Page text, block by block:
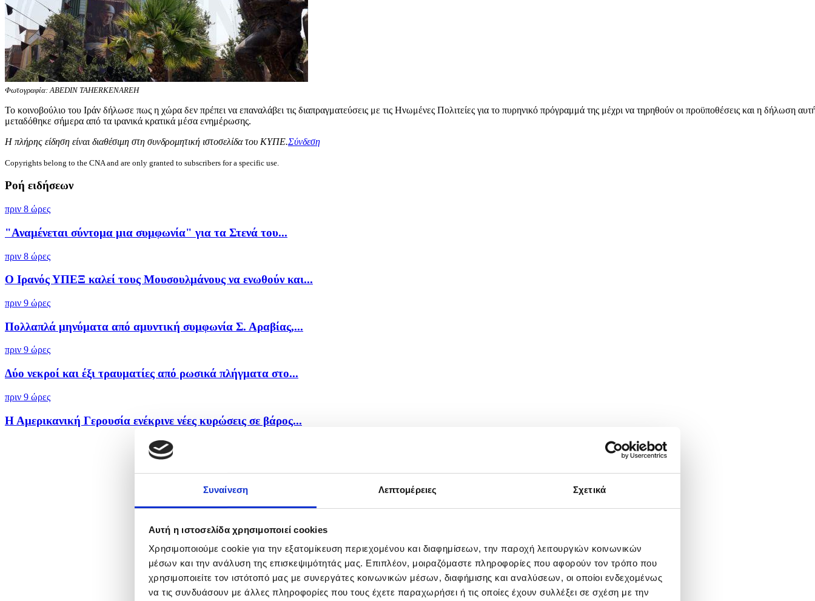
Συναίνεση Λεπτομέρειες Σχετικά
Αυτή η ιστοσελίδα χρησιμοποιεί cookies
Χρησιμοποιούμε cookie για την εξατομίκευση περιεχομένου και διαφημίσεων, την παροχή λειτουργιών κοινωνικών
μέσων και την ανάλυση της επισκεψιμότητάς μας. Επιπλέον, μοιραζόμαστε πληροφορίες που αφορούν τον τρόπο που
χρησιμοποιείτε τον ιστότοπό μας με συνεργάτες κοινωνικών μέσων, διαφήμισης και αναλύσεων, οι οποίοι ενδεχομένως
να τις συνδυάσουν με άλλες πληροφορίες που τους έχετε παραχωρήσει ή τις οποίες έχουν συλλέξει σε σχέση με την
Φωτογραφία: ABEDIN TAHERKENAREH
Το κοινοβούλιο του Ιράν δήλωσε πως η χώρα δεν πρέπει να επαναλάβει τις διαπραγματεύσεις με τις Ηνωμένες Πολιτείες για το πυρηνικό πρόγραμμά της μέχρι να τηρηθούν οι προϋποθέσεις και η δήλωση
μεταδόθηκε σήμερα από τα ιρανικά κρατικά μέσα ενημέρωσης.
Η πλήρης είδηση είναι διαθέσιμη στη συνδρομητική ιστοσελίδα του ΚΥΠΕ.Σύνδεση
Copyrights belong to the CNA and are only granted to subscribers for a specific use.
Ροή ειδήσεων
πριν 8 ώρες
"Αναμένεται σύντομα μια συμφωνία" για τα Στενά του...
πριν 8 ώρες
Ο Ιρανός ΥΠΕΞ καλεί τους Μουσουλμάνους να ενωθούν και...
πριν 9 ώρες
Πολλαπλά μηνύματα από αμυντική συμφωνία Σ. Αραβίας,...
πριν 9 ώρες
Δύο νεκροί και έξι τραυματίες από ρωσικά πλήγματα στο...
πριν 9 ώρες
Η Αμερικανική Γερουσία ενέκρινε νέες κυρώσεις σε βάρος...